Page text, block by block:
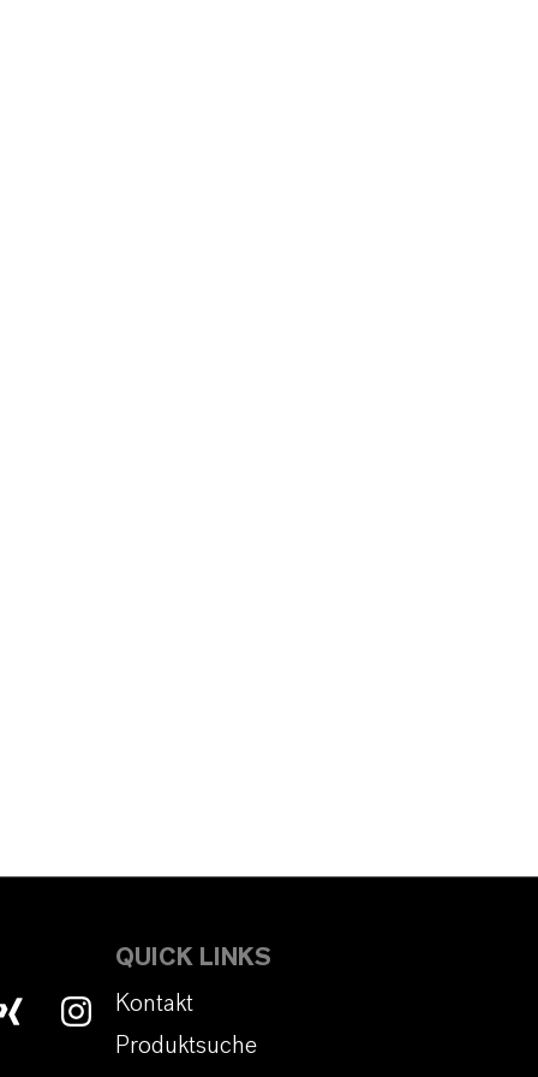
QUICK LINKS
Kontakt
Produktsuche